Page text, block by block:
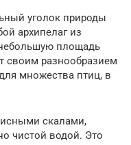
уголок природы
архипелаг из
площадь
своим разнообразием
множества птиц, в
скалами,
чистой водой. Это